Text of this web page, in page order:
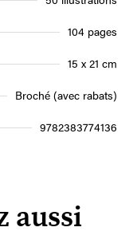
104 pages
15 x 21 cm
Broché (avec rabats)
9782383774136
aussi